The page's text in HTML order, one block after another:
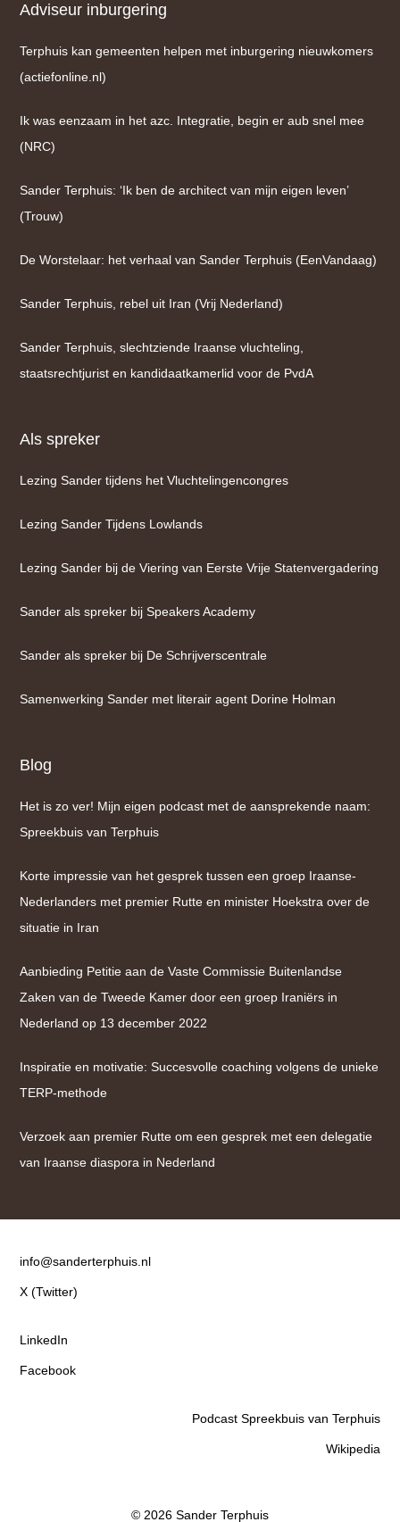
Adviseur inburgering
Terphuis kan gemeenten helpen met inburgering nieuwkomers
(actiefonline.nl)
Ik was eenzaam in het azc. Integratie, begin er aub snel mee
(NRC)
Sander Terphuis: ‘Ik ben de architect van mijn eigen leven’
(Trouw)
De Worstelaar: het verhaal van Sander Terphuis (EenVandaag)
Sander Terphuis, rebel uit Iran (Vrij Nederland)
Sander Terphuis, slechtziende Iraanse vluchteling,
staatsrechtjurist en kandidaatkamerlid voor de PvdA
Als spreker
Lezing Sander tijdens het Vluchtelingencongres
Lezing Sander Tijdens Lowlands
Lezing Sander bij de Viering van Eerste Vrije Statenvergadering
Sander als spreker bij Speakers Academy
Sander als spreker bij De Schrijverscentrale
Samenwerking Sander met literair agent Dorine Holman
Blog
Het is zo ver! Mijn eigen podcast met de aansprekende naam:
Spreekbuis van Terphuis
Korte impressie van het gesprek tussen een groep Iraanse-
Nederlanders met premier Rutte en minister Hoekstra over de
situatie in Iran
Aanbieding Petitie aan de Vaste Commissie Buitenlandse
Zaken van de Tweede Kamer door een groep Iraniërs in
Nederland op 13 december 2022
Inspiratie en motivatie: Succesvolle coaching volgens de unieke
TERP-methode
Verzoek aan premier Rutte om een gesprek met een delegatie
van Iraanse diaspora in Nederland
Contact
info@sanderterphuis.nl
X (Twitter)
LinkedIn
Facebook
Podcast Spreekbuis van Terphuis
Wikipedia
© 2026 Sander Terphuis